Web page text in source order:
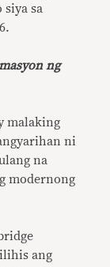
siya sa
ng
malaking
ni
na
modernong
ang